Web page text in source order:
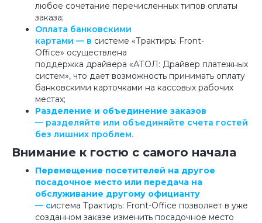
любое сочетание перечисленных типов оплаты
заказа;
Оплата банковскими
картами — в системе «Трактиръ: Front-
Office» осуществлена
поддержка драйвера «АТОЛ: Драйвер платежных
систем», что дает возможность принимать оплату
банковскими карточками на кассовых рабочих
местах;
Разделение и объединение заказов
— разделяйте или объединяйте счета гостей
без лишних проблем.
Внимание к гостю с самого начала
Перемещение посетителей на другое
посадочное место или передача на
обслуживание другому официанту
— система Трактиръ: Front-Office позволяет в уже
созданном заказе изменить посадочное место